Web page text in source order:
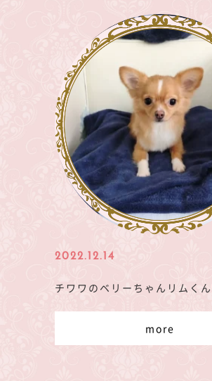
2022.12.14
チワワのベリーちゃんリムくん
more